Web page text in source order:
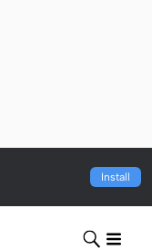
Install